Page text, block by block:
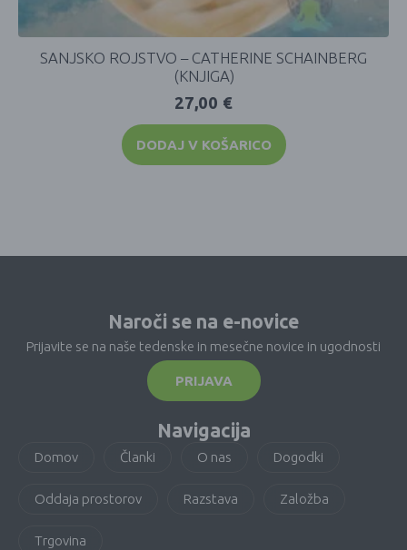
SANJSKO ROJSTVO – CATHERINE SCHAINBERG
(KNJIGA)
27,00 €
DODAJ V KOŠARICO
Naroči se na e-novice
Prijavite se na naše tedenske in mesečne novice in ugodnosti
PRIJAVA
Navigacija
Domov Članki O nas Dogodki
Oddaja prostorov Razstava Založba
Trgovina